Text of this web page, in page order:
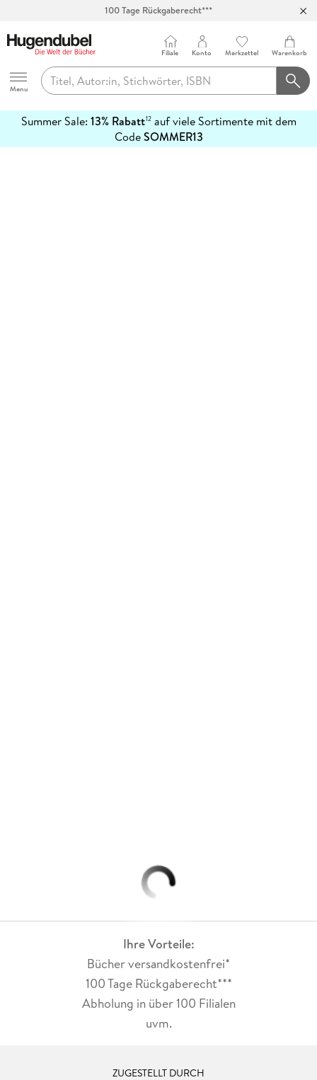
100 Tage Rückgaberecht***
Hugendubel
Menu
Filiale Konto Merkzettel Warenkorb
Summer Sale: 13% Rabatt12auf viele Sortimente mit dem
CodeSOMMER13
erfahren
Ihre Vorteile:
Bücher versandkostenfrei*
100 Tage Rückgaberecht***
Abholung in über 100 Filialen
uvm.
ZUGESTELLT DURCH